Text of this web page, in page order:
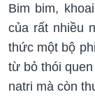
Bim bim,
của rất nhiều
thức một bộ
từ bỏ thói
natri mà còn